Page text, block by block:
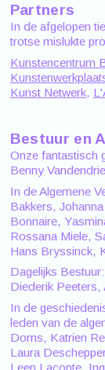
Partners
In de afgelopen
trotse mislukte
Kunstencentrum
Kunst Netwerk,
Bestuur en
Onze fantastisch
Benny
In de Algemene
Bakkers,
Bonnaire,
Rossana Miele,
Hans Bryssinck,
Dagelijks
Diederik Peeters,
In de
leden van de
Doms, Katrien
Laura
Leen Laconte,